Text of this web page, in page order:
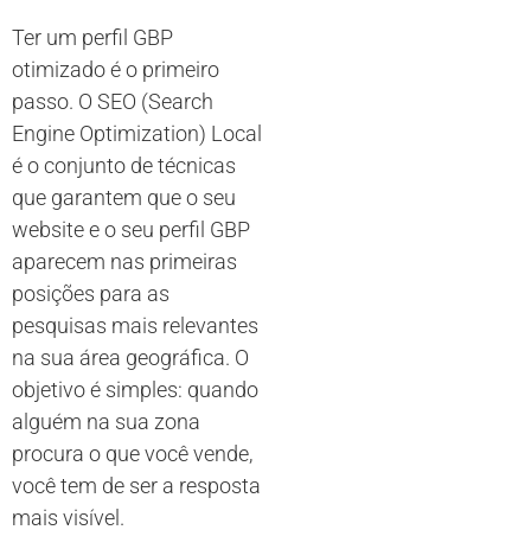
Ter um perfil GBP
otimizado é o primeiro
passo. O SEO (Search
Engine Optimization) Local
é o conjunto de técnicas
que garantem que o seu
website e o seu perfil GBP
aparecem nas primeiras
posições para as
pesquisas mais relevantes
na sua área geográfica. O
objetivo é simples: quando
alguém na sua zona
procura o que você vende,
você tem de ser a resposta
mais visível.